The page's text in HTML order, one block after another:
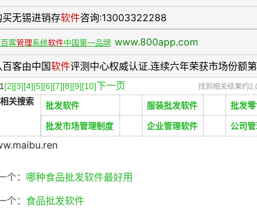
买无锡进销存软件咨询:13003322288
客管理系统软件中国第一品牌 www.800app.com
百客由中国软件评测中心权威认证.连续六年荣获市场份额
1 [2][3][4][5][6][7][8][9][10]下一页 找到相关结果约
相关搜索 批发软件 服装批发软件 批发
批发市场管理制度
企业管理软件 公司
个： 哪种食品批发软件最好用
个： 食品批发软件